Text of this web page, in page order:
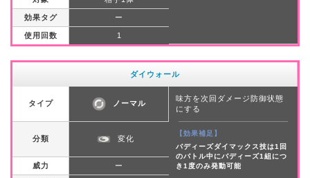
効果タグ ー
使用回数 1
ダイウォール
タイプ ノーマル
味方を次回ダメージ防御状態
にする
【効果補足】
バディーズダイマックス技は1回
のバトル中にバディーズ1組につ
き1度のみ発動可能
分類 変化
威力 ー